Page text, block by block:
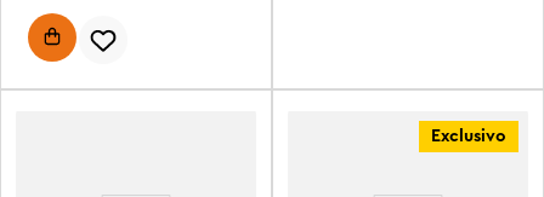
Exclusivo